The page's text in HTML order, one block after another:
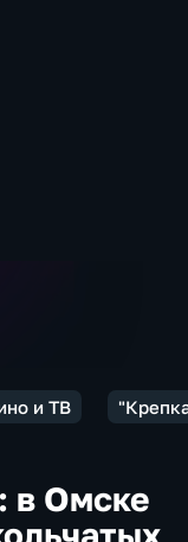
и ТВ
в Омске